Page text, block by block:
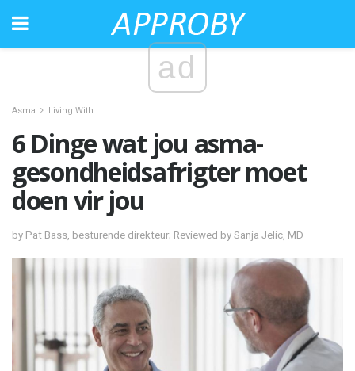
ad
Asma Living With
6 Dinge wat jou asma-
gesondheidsafrigter moet
doen vir jou
by Pat Bass, besturende direkteur; Reviewed by Sanja Jelic, MD